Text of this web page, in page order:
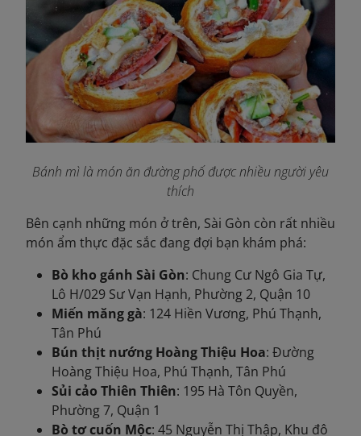
Bánh mì là món ăn đường phố được nhiều người yêu
thích
Bên cạnh những món ở trên, Sài Gòn còn rất nhiều
món ẩm thực đặc sắc đang đợi bạn khám phá:
Bò kho gánh Sài Gòn: Chung Cư Ngô Gia Tự,
Lô H/029 Sư Vạn Hạnh, Phường 2, Quận 10
Miến măng gà: 124 Hiền Vương, Phú Thạnh,
Tân Phú
Bún thịt nướng Hoàng Thiệu Hoa: Đường
Hoàng Thiệu Hoa, Phú Thạnh, Tân Phú
Sủi cảo Thiên Thiên: 195 Hà Tôn Quyền,
Phường 7, Quận 1
Bò tơ cuốn Mộc: 45 Nguyễn Thị Thập, Khu đô